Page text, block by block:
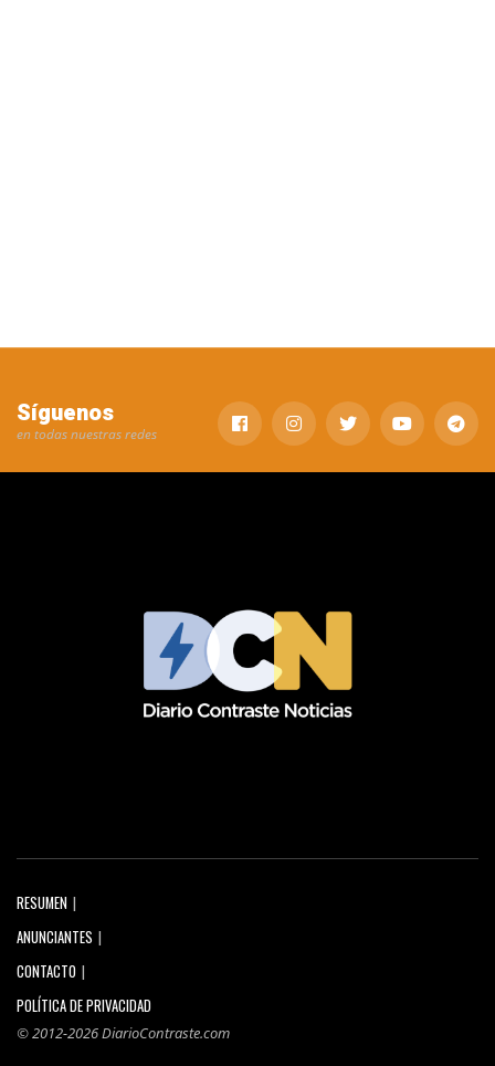
Síguenos
en todas nuestras redes
RESUMEN
ANUNCIANTES
CONTACTO
POLÍTICA DE PRIVACIDAD
© 2012-2026 DiarioContraste.com